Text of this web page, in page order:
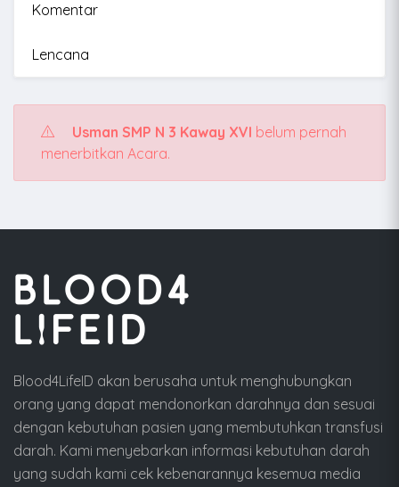
Komentar
Lencana
Usman SMP N 3 Kaway XVI belum pernah
menerbitkan Acara.
Blood4LifeID akan berusaha untuk menghubungkan
orang yang dapat mendonorkan darahnya dan sesuai
dengan kebutuhan pasien yang membutuhkan transfusi
darah. Kami menyebarkan informasi kebutuhan darah
yang sudah kami cek kebenarannya kesemua media